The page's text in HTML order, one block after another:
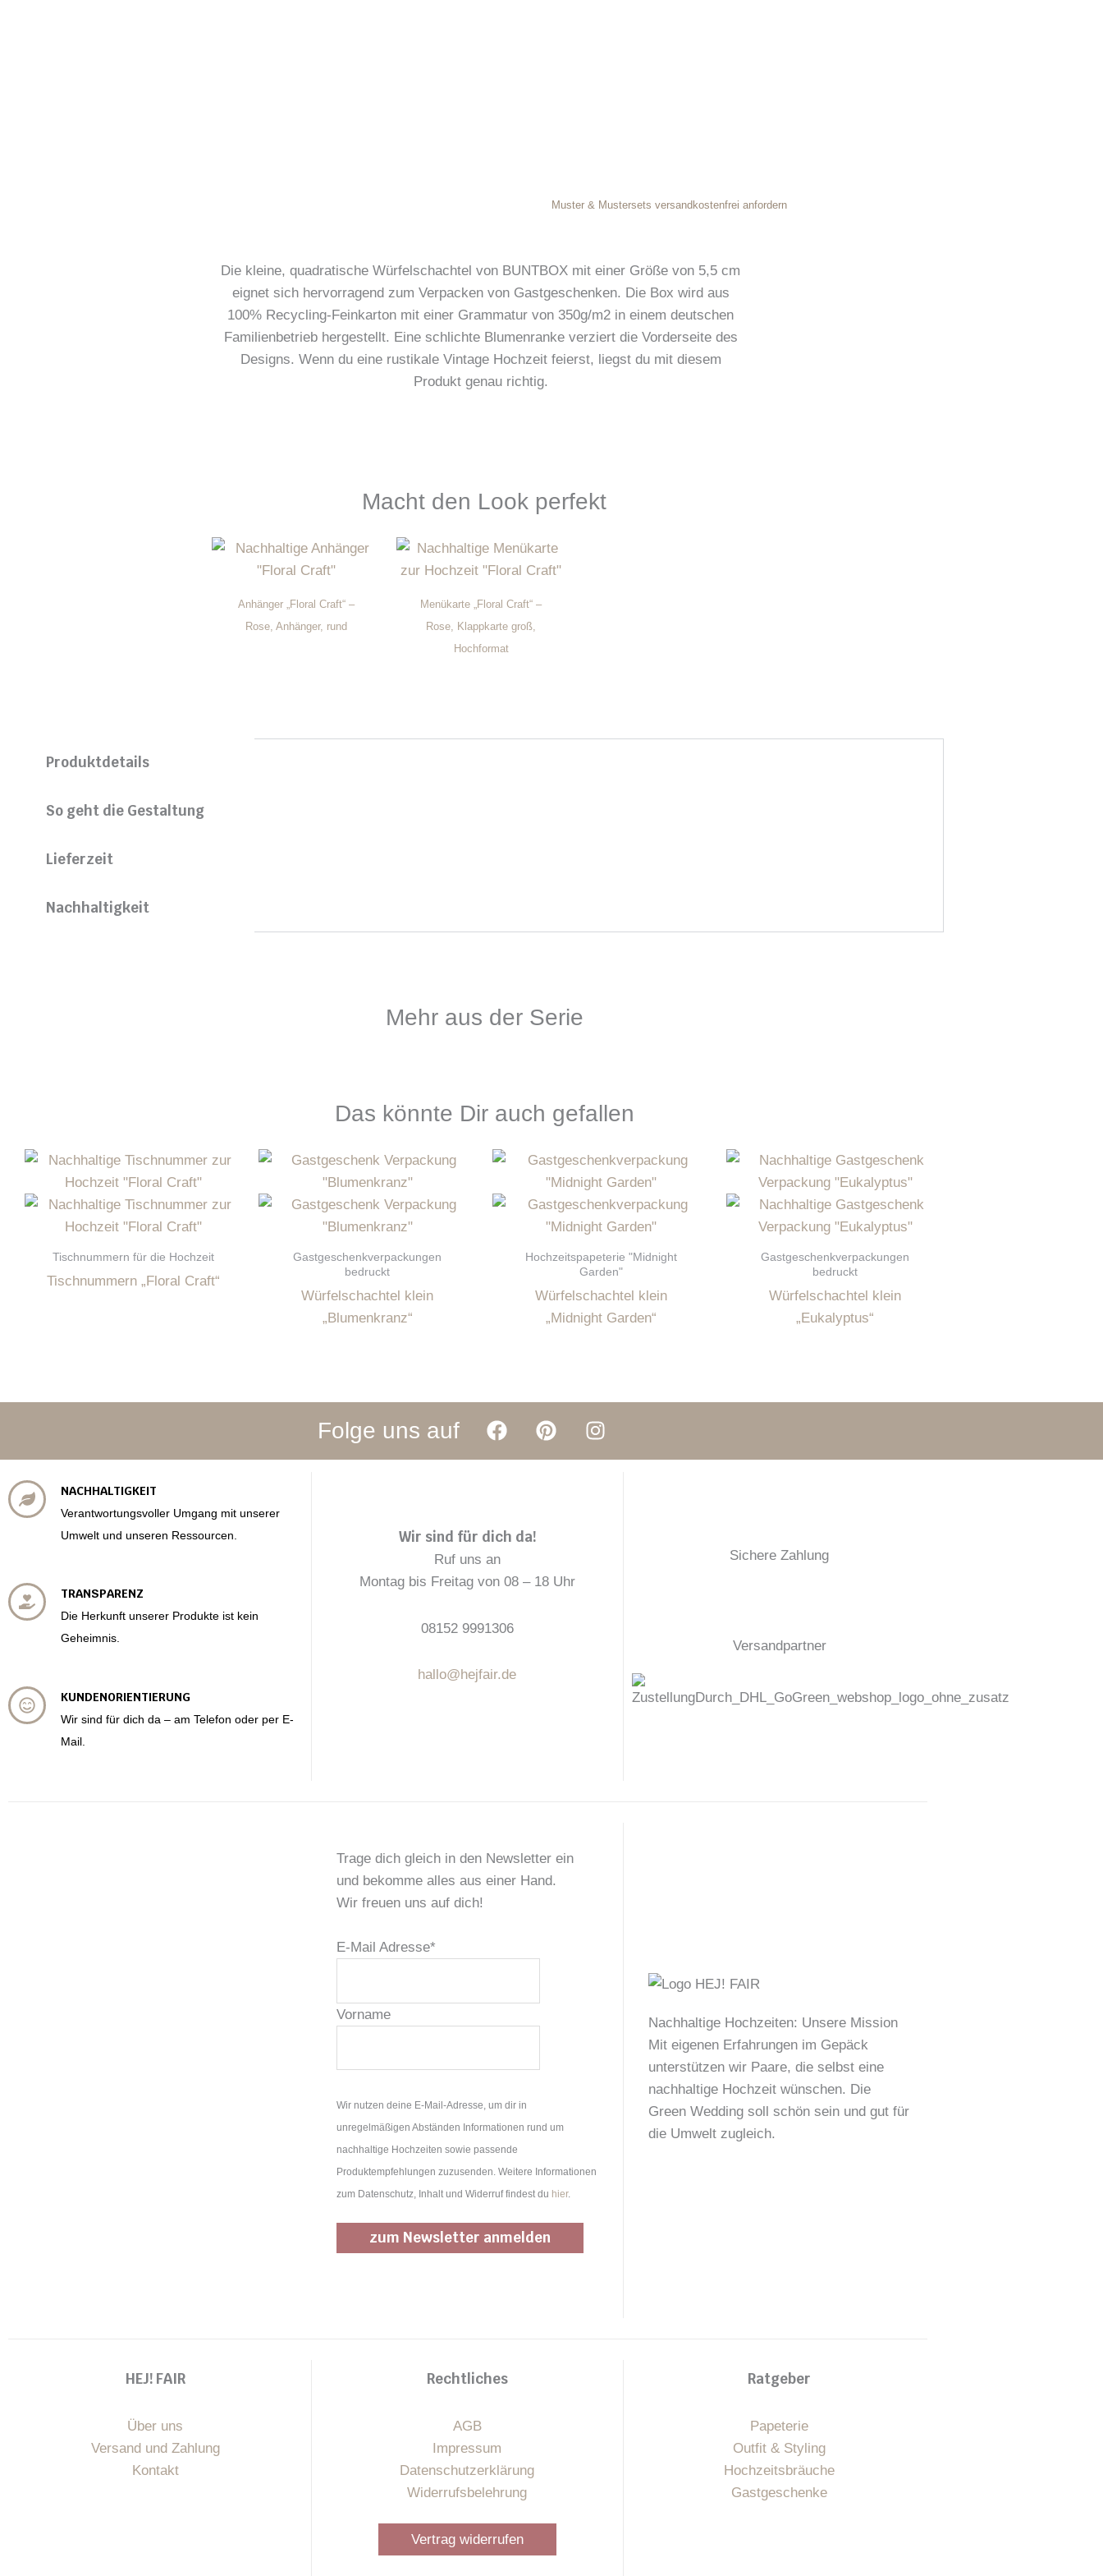
Muster & Mustersets versandkostenfrei anfordern
Die kleine, quadratische Würfelschachtel von BUNTBOX mit einer Größe von 5,5 cm
eignet sich hervorragend zum Verpacken von Gastgeschenken. Die Box wird aus
100% Recycling-Feinkarton mit einer Grammatur von 350g/m2 in einem deutschen
Familienbetrieb hergestellt. Eine schlichte Blumenranke verziert die Vorderseite des
Designs. Wenn du eine rustikale Vintage Hochzeit feierst, liegst du mit diesem
Produkt genau richtig.
Macht den Look perfekt
Anhänger „Floral Craft“ –
Rose, Anhänger, rund
Menükarte „Floral Craft“ –
Rose, Klappkarte groß,
Hochformat
Produktdetails
So geht die Gestaltung
Lieferzeit
Nachhaltigkeit
Mehr aus der Serie
Das könnte Dir auch gefallen
Tischnummern für die Hochzeit
Tischnummern „Floral Craft“
Gastgeschenkverpackungen
bedruckt
Würfelschachtel klein
„Blumenkranz“
Hochzeitspapeterie "Midnight
Garden"
Würfelschachtel klein
„Midnight Garden“
Gastgeschenkverpackungen
bedruckt
Würfelschachtel klein
„Eukalyptus“
Folge uns auf
F
a
c
o
k
P
i
n
t
I
n
s
NACHHALTIGKEIT
Verantwortungsvoller Umgang mit unserer
Umwelt und unseren Ressourcen.
TRANSPARENZ
Die Herkunft unserer Produkte ist kein
Geheimnis.
KUNDENORIENTIERUNG
Wir sind für dich da – am Telefon oder per E-
Mail.
Wir sind für dich da!
Ruf uns an
Montag bis Freitag von 08 – 18 Uhr
08152 9991306
hallo@hejfair.de
Sichere Zahlung
Versandpartner
Trage dich gleich in den Newsletter ein
und bekomme alles aus einer Hand.
Wir freuen uns auf dich!
E-Mail Adresse*
Vorname
Wir nutzen deine E-Mail-Adresse, um dir in
unregelmäßigen Abständen Informationen rund um
nachhaltige Hochzeiten sowie passende
Produktempfehlungen zuzusenden. Weitere Informationen
zum Datenschutz, Inhalt und Widerruf findest du hier.
Nachhaltige Hochzeiten: Unsere Mission
Mit eigenen Erfahrungen im Gepäck
unterstützen wir Paare, die selbst eine
nachhaltige Hochzeit wünschen. Die
Green Wedding soll schön sein und gut für
die Umwelt zugleich.
HEJ! FAIR
Über uns
Versand und Zahlung
Kontakt
Rechtliches
AGB
Impressum
Datenschutzerklärung
Widerrufsbelehrung
Vertrag widerrufen
Ratgeber
Papeterie
Outfit & Styling
Hochzeitsbräuche
Gastgeschenke